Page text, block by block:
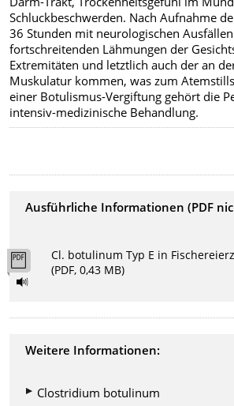
Schluckbeschwerden. Nach Aufnahme
36 Stunden mit neurologischen
fortschreitenden Lähmungen der
Extremitäten und letztlich auch der an
Muskulatur kommen, was zum
einer Botulismus-Vergiftung gehört die
intensiv-medizinische Behandlung.
Ausführliche Informationen (PDF
Cl. botulinum Typ E in
(PDF, 0,43 MB)
Weitere Informationen:
Clostridium botulinum